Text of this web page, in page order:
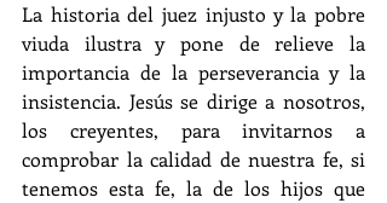
La historia del juez injusto y la pobre
viuda ilustra y pone de relieve la
importancia de la perseverancia y la
insistencia. Jesús se dirige a nosotros,
los creyentes, para invitarnos a
comprobar la calidad de nuestra fe, si
tenemos esta fe, la de los hijos que